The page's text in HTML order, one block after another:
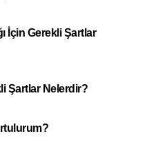
İçin Gerekli Şartlar
Şartlar Nelerdir?